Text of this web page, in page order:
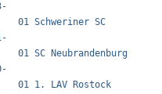
01 Schweriner SC
01 SC Neubrandenburg
01 1. LAV Rostock